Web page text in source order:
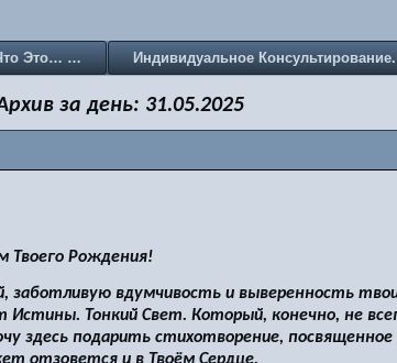
Это… … Индивидуальное Консультирование.
за день: 31.05.2025
Рождения!
заботливую вдумчивость и выверенность
Истины. Тонкий Свет. Который, конечно, не
здесь подарить стихотворение,